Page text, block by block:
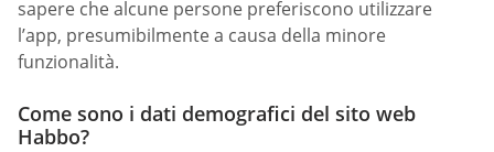
sapere che alcune persone preferiscono utilizzare
l’app, presumibilmente a causa della minore
funzionalità.
Come sono i dati demografici del sito web
Habbo?